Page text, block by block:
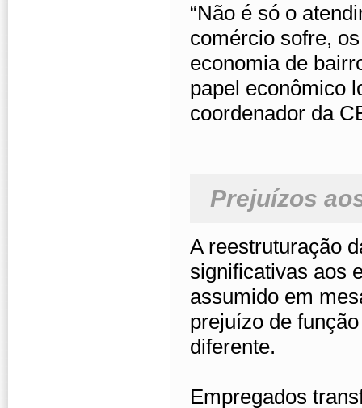
“Não é só o
comércio sofre,
economia de
papel econômico
coordenador da
Prejuízos
A reestruturação
significativas aos
assumido em
prejuízo de
diferente.
Empregados